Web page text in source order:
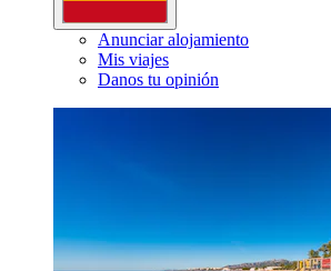
Anunciar alojamiento
Mis viajes
Danos tu opinión